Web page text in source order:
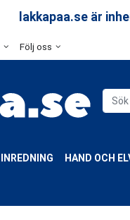
lakkapaa.se är
Följ oss
INREDNING HAND OCH